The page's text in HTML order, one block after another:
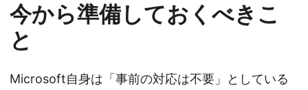
今から準備しておくべきこ
と
Microsoft自身は「事前の対応は不要」としている